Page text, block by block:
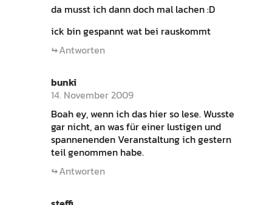
da musst ich dann doch mal lachen :D
ick bin gespannt wat bei rauskommt
Antworten
bunki
14. November 2009
Boah ey, wenn ich das hier so lese. Wusste
gar nicht, an was für einer lustigen und
spannenenden Veranstaltung ich gestern
teil genommen habe.
Antworten